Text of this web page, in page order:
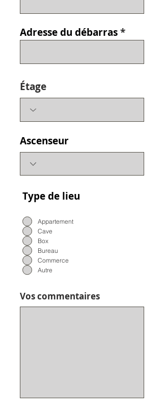
Adresse du débarras
Étage
Ascenseur
Type de lieu
Appartement
Cave
Box
Bureau
Commerce
Autre
Vos commentaires